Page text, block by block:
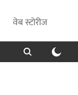
वेब स्टोरीज